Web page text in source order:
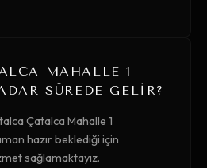
MAHALLE 1
SÜREDE GELIR?
Çatalca Mahalle 1
hazır beklediği için
sağlamaktayız.